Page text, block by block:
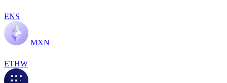
ENS
MXN
ETHW